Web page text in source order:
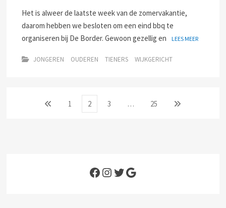
Het is alweer de laatste week van de zomervakantie,
daarom hebben we besloten om een eind bbq te
organiseren bij De Border. Gewoon gezellig en
LEES MEER
JONGEREN OUDEREN TIENERS WIJKGERICHT
Berichten
VorigePage
1 Page
2 Page
3 … Page
25
Facebook
Instagram
Twitter
Google